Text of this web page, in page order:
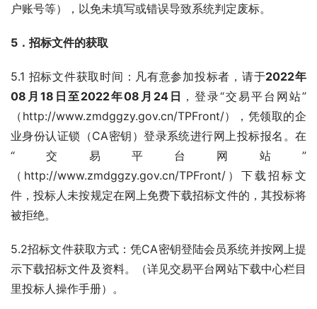
户账号等），以免未填写或错误导致系统判定废标。
5．招标文件的获取
5.1 招标文件获取时间：凡有意参加投标者，请于2022年
08 月 18 日至2022年08 月 24日 ，登录“交易平台网站”
（http://www.zmdggzy.gov.cn/TPFront/），凭领取的企
业身份认证锁（CA密钥）登录系统进行网上投标报名。在
“交易平台网站”
（http://www.zmdggzy.gov.cn/TPFront/）下载招标文
件，投标人未按规定在网上免费下载招标文件的，其投标将
被拒绝。
5.2招标文件获取方式：凭CA密钥登陆会员系统并按网上提
示下载招标文件及资料。（详见交易平台网站下载中心栏目
里投标人操作手册）。